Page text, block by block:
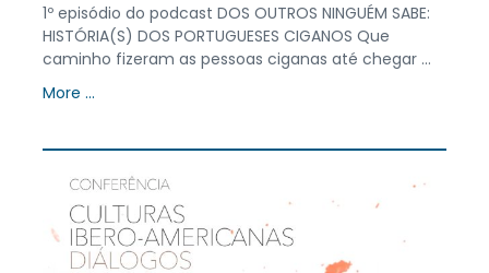
1º episódio do podcast DOS OUTROS NINGUÉM SABE:
HISTÓRIA(S) DOS PORTUGUESES CIGANOS Que
caminho fizeram as pessoas ciganas até chegar ...
More ...